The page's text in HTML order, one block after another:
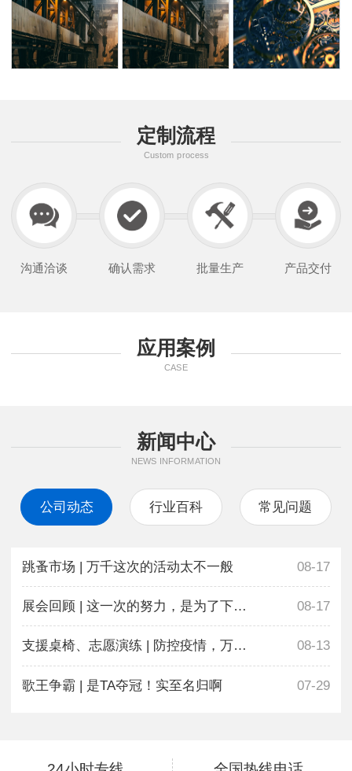
定制流程
Custom process
沟通洽谈 确认需求 批量生产 产品交付
应用案例
CASE
新闻中心
NEWS INFORMATION
公司动态 行业百科 常见问题
跳蚤市场 | 万千这次的活动太不一般 08-17
展会回顾 | 这一次的努力，是为了下一次更好地相遇 08-17
支援桌椅、志愿演练 | 防控疫情，万千在行动 08-13
歌王争霸 | 是TA夺冠！实至名归啊 07-29